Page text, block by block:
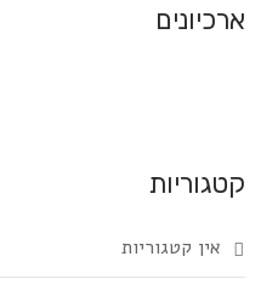
ארכיונים
קטגוריות
אין קטגוריות